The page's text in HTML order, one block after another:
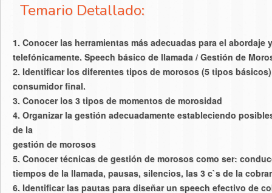
Temario Detallado:
1. Conocer las herramientas más adecuadas para el abordaje
telefónicamente. Speech básico de llamada / Gestión de
2. Identificar los diferentes tipos de morosos (5 tipos
consumidor final.
3. Conocer los 3 tipos de momentos de morosidad
4. Organizar la gestión adecuadamente estableciendo
de la
gestión de morosos
5. Conocer técnicas de gestión de morosos como ser:
tiempos de la llamada, pausas, silencios, las 3 c`s de la
6. Identificar las pautas para diseñar un speech efectivo de